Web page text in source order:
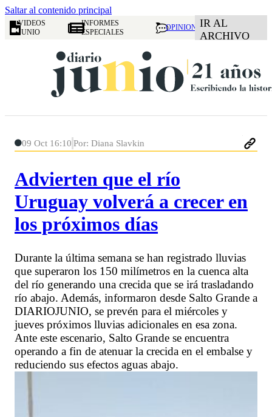
Saltar al contenido principal
VIDEOS
JUNIO
INFORMES
ESPECIALES
OPINION IR AL
ARCHIVO
09 Oct 16:10 Por: Diana Slavkin
Advierten que el río
Uruguay volverá a crecer en
los próximos días
Durante la última semana se han registrado lluvias
que superaron los 150 milímetros en la cuenca alta
del río generando una crecida que se irá trasladando
río abajo. Además, informaron desde Salto Grande a
DIARIOJUNIO, se prevén para el miércoles y
jueves próximos lluvias adicionales en esa zona.
Ante este escenario, Salto Grande se encuentra
operando a fin de atenuar la crecida en el embalse y
reduciendo sus efectos aguas abajo.